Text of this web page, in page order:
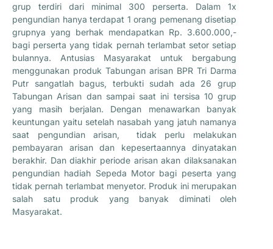
grup terdiri dari minimal 300 perserta. Dalam 1x
pengundian hanya terdapat 1 orang pemenang disetiap
grupnya yang berhak mendapatkan Rp. 3.600.000,-
bagi perserta yang tidak pernah terlambat setor setiap
bulannya. Antusias Masyarakat untuk bergabung
menggunakan produk Tabungan arisan BPR Tri Darma
Putr sangatlah bagus, terbukti sudah ada 26 grup
Tabungan Arisan dan sampai saat ini tersisa 10 grup
yang masih berjalan. Dengan menawarkan banyak
keuntungan yaitu setelah nasabah yang jatuh namanya
saat pengundian arisan, tidak perlu melakukan
pembayaran arisan dan kepesertaannya dinyatakan
berakhir. Dan diakhir periode arisan akan dilaksanakan
pengundian hadiah Sepeda Motor bagi peserta yang
tidak pernah terlambat menyetor. Produk ini merupakan
salah satu produk yang banyak diminati oleh
Masyarakat.